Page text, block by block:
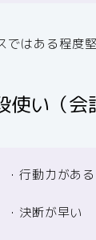
ではある程度
使い（会
・行動力がある
・決断が早い